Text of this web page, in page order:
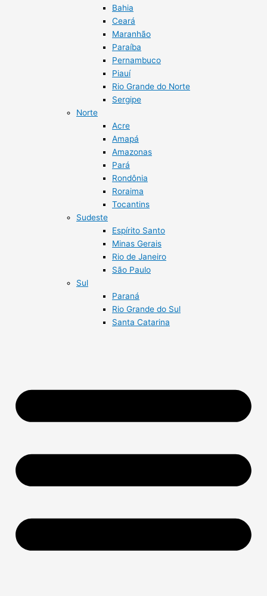
Bahia
Ceará
Maranhão
Paraíba
Pernambuco
Piauí
Rio Grande do Norte
Sergipe
Norte
Acre
Amapá
Amazonas
Pará
Rondônia
Roraima
Tocantins
Sudeste
Espírito Santo
Minas Gerais
Rio de Janeiro
São Paulo
Sul
Paraná
Rio Grande do Sul
Santa Catarina